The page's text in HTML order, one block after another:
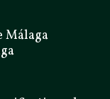
Málaga